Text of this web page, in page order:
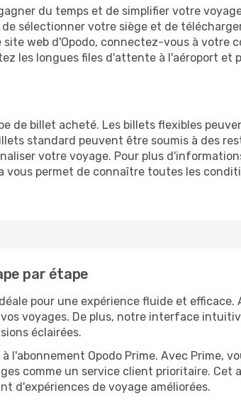
du temps et de simplifier votre
sélectionner votre siège et de
web d'Opodo, connectez-vous à votre
les longues files d'attente à l'aéroport et
de billet acheté. Les billets flexibles
standard peuvent être soumis à des
votre voyage. Pour plus
permet de connaître toutes les
par étape
pour une expérience fluide et efficace.
voyages. De plus, notre interface
éclairées.
l'abonnement Opodo Prime. Avec Prime,
comme un service client prioritaire. Cet
d'expériences de voyage améliorées.